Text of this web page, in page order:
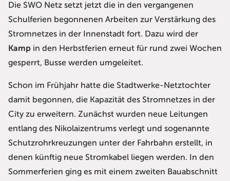
Die SWO Netz setzt jetzt die in den vergangenen
Schulferien begonnenen Arbeiten zur Verstärkung des
Stromnetzes in der Innenstadt fort. Dazu wird der
Kamp in den Herbstferien erneut für rund zwei Wochen
gesperrt, Busse werden umgeleitet.
Schon im Frühjahr hatte die Stadtwerke-Netztochter
damit begonnen, die Kapazität des Stromnetzes in der
City zu erweitern. Zunächst wurden neue Leitungen
entlang des Nikolaizentrums verlegt und sogenannte
Schutzrohrkreuzungen unter der Fahrbahn erstellt, in
denen künftig neue Stromkabel liegen werden. In den
Sommerferien ging es mit einem zweiten Bauabschnitt